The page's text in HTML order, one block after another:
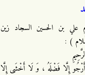
علي بن الحسين السجاد زين
) :
إِلَّا فَضْلَهُ ، وَ لَا أَخْشَى إِلَّا